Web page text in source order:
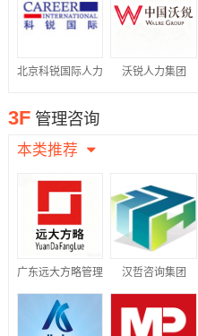
北京科锐国际人力 沃锐人力集团
3F 管理咨询
本类推荐
广东远大方略管理
咨询有限公司
汉哲咨询集团